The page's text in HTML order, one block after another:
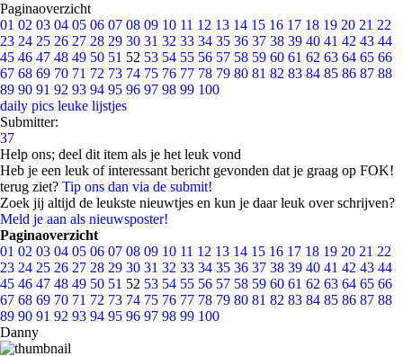
Paginaoverzicht
01 02 03 04 05 06 07 08 09 10 11 12 13 14 15 16 17 18 19 20 21 22
23 24 25 26 27 28 29 30 31 32 33 34 35 36 37 38 39 40 41 42 43 44
45 46 47 48 49 50 51 52 53 54 55 56 57 58 59 60 61 62 63 64 65 66
67 68 69 70 71 72 73 74 75 76 77 78 79 80 81 82 83 84 85 86 87 88
89 90 91 92 93 94 95 96 97 98 99 100
daily pics leuke lijstjes
Submitter:
37
Help ons; deel dit item als je het leuk vond
Heb je een leuk of interessant bericht gevonden dat je graag op FOK!
terug ziet? Tip ons dan via de submit!
Zoek jij altijd de leukste nieuwtjes en kun je daar leuk over schrijven?
Meld je aan als nieuwsposter!
Paginaoverzicht
01 02 03 04 05 06 07 08 09 10 11 12 13 14 15 16 17 18 19 20 21 22
23 24 25 26 27 28 29 30 31 32 33 34 35 36 37 38 39 40 41 42 43 44
45 46 47 48 49 50 51 52 53 54 55 56 57 58 59 60 61 62 63 64 65 66
67 68 69 70 71 72 73 74 75 76 77 78 79 80 81 82 83 84 85 86 87 88
89 90 91 92 93 94 95 96 97 98 99 100
Danny